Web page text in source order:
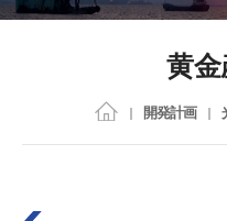
黄金
開発計画